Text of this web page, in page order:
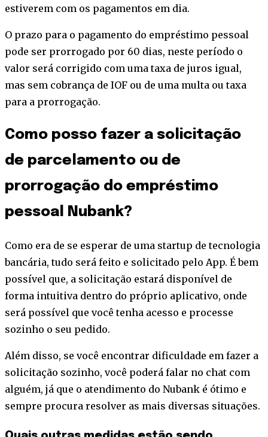
estiverem com os pagamentos em dia.
O prazo para o pagamento do empréstimo pessoal
pode ser prorrogado por 60 dias, neste período o
valor será corrigido com uma taxa de juros igual,
mas sem cobrança de IOF ou de uma multa ou taxa
para a prorrogação.
Como posso fazer a solicitação
de parcelamento ou de
prorrogação do empréstimo
pessoal Nubank?
Como era de se esperar de uma startup de tecnologia
bancária, tudo será feito e solicitado pelo App. É bem
possível que, a solicitação estará disponível de
forma intuitiva dentro do próprio aplicativo, onde
será possível que você tenha acesso e processe
sozinho o seu pedido.
Além disso, se você encontrar dificuldade em fazer a
solicitação sozinho, você poderá falar no chat com
alguém, já que o atendimento do Nubank é ótimo e
sempre procura resolver as mais diversas situações.